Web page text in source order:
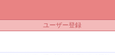
ユーザー登録